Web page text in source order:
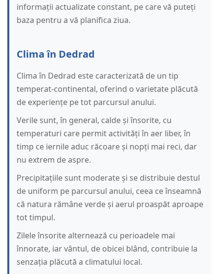
informații actualizate constant, pe care vă puteți
baza pentru a vă planifica ziua.
Clima în Dedrad
Clima în Dedrad este caracterizată de un tip
temperat-continental, oferind o varietate plăcută
de experiențe pe tot parcursul anului.
Verile sunt, în general, calde și însorite, cu
temperaturi care permit activități în aer liber, în
timp ce iernile aduc răcoare și nopți mai reci, dar
nu extrem de aspre.
Precipitațiile sunt moderate și se distribuie destul
de uniform pe parcursul anului, ceea ce înseamnă
că natura rămâne verde și aerul proaspăt aproape
tot timpul.
Zilele însorite alternează cu perioadele mai
înnorate, iar vântul, de obicei blând, contribuie la
senzația plăcută a climatului local.